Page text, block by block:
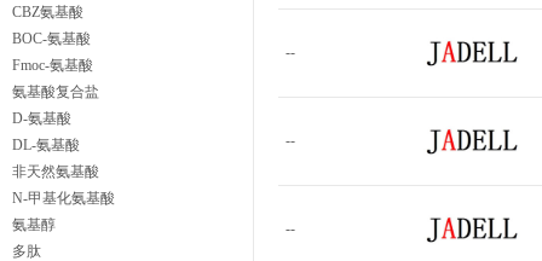
CBZ氨基酸
BOC-氨基酸
Fmoc-氨基酸
氨基酸复合盐
D-氨基酸
DL-氨基酸
非天然氨基酸
N-甲基化氨基酸
氨基醇
多肽
--
--
--